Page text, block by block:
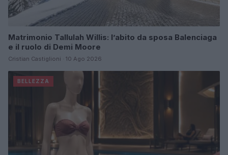
Matrimonio Tallulah Willis: l’abito da sposa Balenciaga
e il ruolo di Demi Moore
Cristian Castiglioni · 10 Ago 2026
BELLEZZA